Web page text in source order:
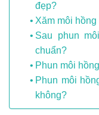
đẹp?
Xăm môi
Sau phun
chuẩn?
Phun môi
Phun môi
không?